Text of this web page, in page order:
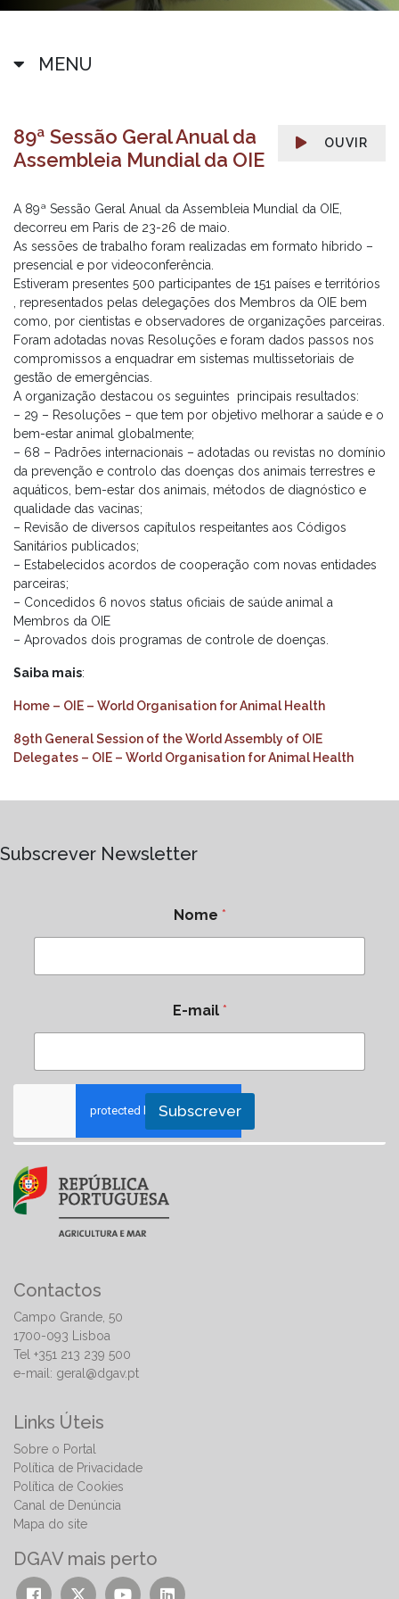
MENU
OUVIR
89ª Sessão Geral Anual da
Assembleia Mundial da OIE
A 89ª Sessão Geral Anual da Assembleia Mundial da OIE,
decorreu em Paris de 23-26 de maio.
As sessões de trabalho foram realizadas em formato híbrido –
presencial e por videoconferência.
Estiveram presentes 500 participantes de 151 países e territórios
, representados pelas delegações dos Membros da OIE bem
como, por cientistas e observadores de organizações parceiras.
Foram adotadas novas Resoluções e foram dados passos nos
compromissos a enquadrar em sistemas multissetoriais de
gestão de emergências.
A organização destacou os seguintes principais resultados:
– 29 – Resoluções – que tem por objetivo melhorar a saúde e o
bem-estar animal globalmente;
– 68 – Padrões internacionais – adotadas ou revistas no domínio
da prevenção e controlo das doenças dos animais terrestres e
aquáticos, bem-estar dos animais, métodos de diagnóstico e
qualidade das vacinas;
– Revisão de diversos capítulos respeitantes aos Códigos
Sanitários publicados;
– Estabelecidos acordos de cooperação com novas entidades
parceiras;
– Concedidos 6 novos status oficiais de saúde animal a
Membros da OIE
– Aprovados dois programas de controle de doenças.
Saiba mais:
Home – OIE – World Organisation for Animal Health
89th General Session of the World Assembly of OIE
Delegates – OIE – World Organisation for Animal Health
Subscrever Newsletter
Nome *
E-mail *
Subscrever
Contactos
Campo Grande, 50
1700-093 Lisboa
Tel +351 213 239 500
e-mail: geral@dgav.pt
Links Úteis
Sobre o Portal
Política de Privacidade
Política de Cookies
Canal de Denúncia
Mapa do site
DGAV mais perto